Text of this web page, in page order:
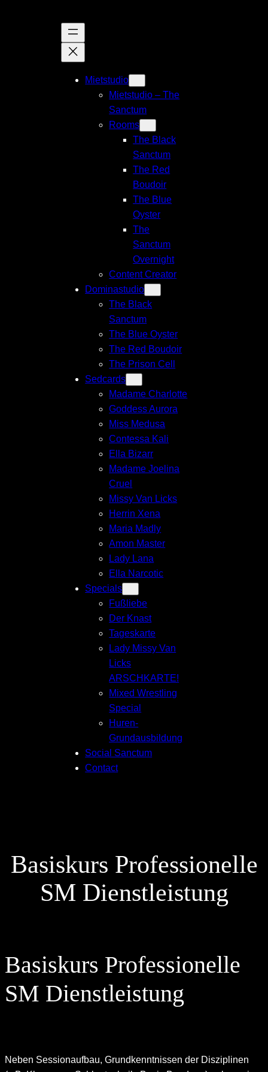
Mietstudio
Mietstudio – The
Sanctum
Rooms
The Black
Sanctum
The Red
Boudoir
The Blue
Oyster
The
Sanctum
Overnight
Content Creator
Dominastudio
The Black
Sanctum
The Blue Oyster
The Red Boudoir
The Prison Cell
Sedcards
Madame Charlotte
Goddess Aurora
Miss Medusa
Contessa Kali
Ella Bizarr
Madame Joelina
Cruel
Missy Van Licks
Herrin Xena
Maria Madly
Amon Master
Lady Lana
Ella Narcotic
Specials
Fußliebe
Der Knast
Tageskarte
Lady Missy Van
Licks
ARSCHKARTE!
Mixed Wrestling
Special
Huren-
Grundausbildung
Social Sanctum
Contact
Basiskurs Professionelle
SM Dienstleistung
Basiskurs Professionelle
SM Dienstleistung
Neben Sessionaufbau, Grundkenntnissen der Disziplinen